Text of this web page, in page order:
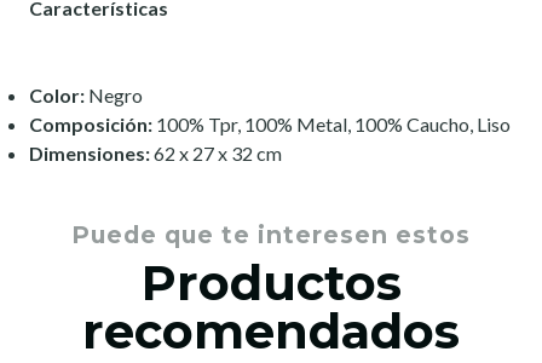
Características
Color: Negro
Composición: 100% Tpr, 100% Metal, 100% Caucho, Liso
Dimensiones:62 x 27 x 32 cm
Puede que te interesen estos
Productos
recomendados